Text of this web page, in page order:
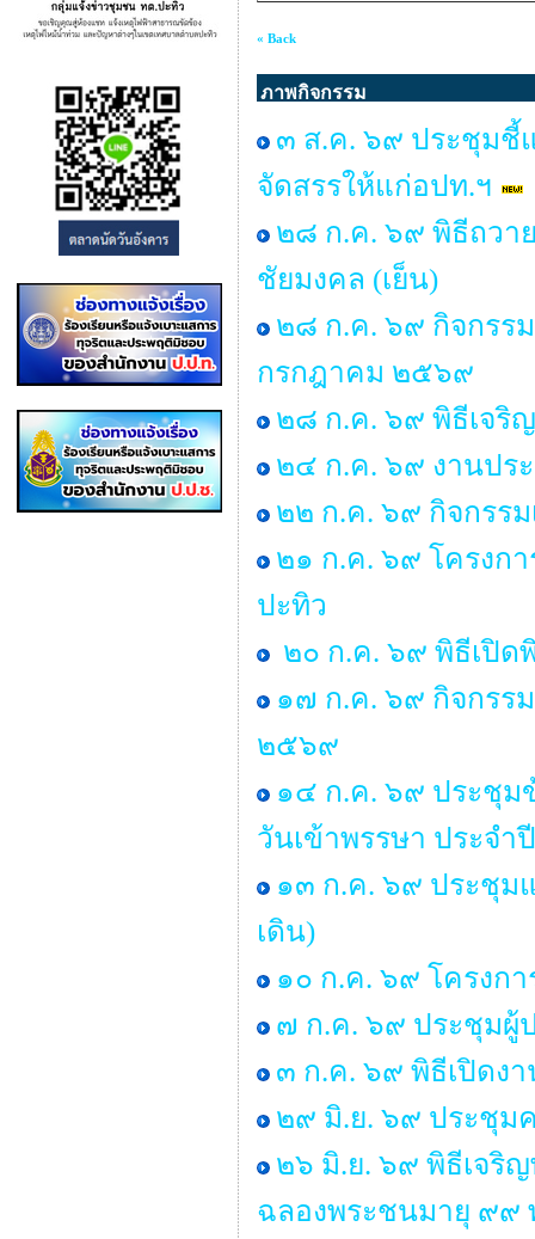
« Back
ภาพกิจกรรม
๓ ส.ค. ๖๙ ประชุมชี้
จัดสรรให้แก่อปท.ฯ
๒๘ ก.ค. ๖๙ พิธีถวา
ชัยมงคล (เย็น)
๒๘ ก.ค. ๖๙ กิจกรร
กรกฎาคม ๒๕๖๙
๒๘ ก.ค. ๖๙ พิธีเจริ
๒๔ ก.ค. ๖๙ งานปร
๒๒ ก.ค. ๖๙ กิจกรร
๒๑ ก.ค. ๖๙ โครงก
ปะทิว
๒๐ ก.ค. ๖๙ พิธีเปิ
๑๗ ก.ค. ๖๙ กิจกรร
๒๕๖๙
๑๔ ก.ค. ๖๙ ประชุม
วันเข้าพรรษา ประจ
๑๓ ก.ค. ๖๙ ประชุ
เดิน)
๑๐ ก.ค. ๖๙ โครงก
๗ ก.ค. ๖๙ ประชุมผู้
๓ ก.ค. ๖๙ พิธีเปิดงา
๒๙ มิ.ย. ๖๙ ประชุม
๒๖ มิ.ย. ๖๙ พิธีเจริ
ฉลองพระชนมายุ ๙๙